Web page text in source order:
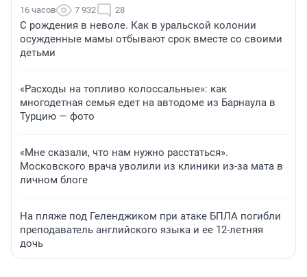
16 часов 7 932 28
С рождения в неволе. Как в уральской колонии
осужденные мамы отбывают срок вместе со своими
детьми
«Расходы на топливо колоссальные»: как
многодетная семья едет на автодоме из Барнаула в
Турцию — фото
«Мне сказали, что нам нужно расстаться».
Московского врача уволили из клиники из-за мата в
личном блоге
На пляже под Геленджиком при атаке БПЛА погибли
преподаватель английского языка и ее 12-летняя
дочь